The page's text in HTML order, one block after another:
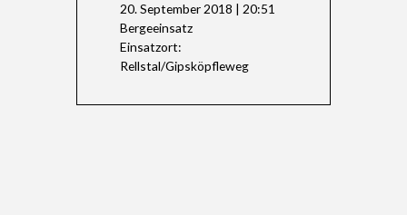
20. September 2018 | 20:51
Bergeeinsatz
Einsatzort:
Rellstal/Gipsköpfleweg